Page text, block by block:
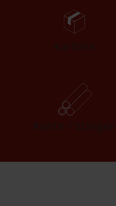
Kartons
Rohre / Stangen